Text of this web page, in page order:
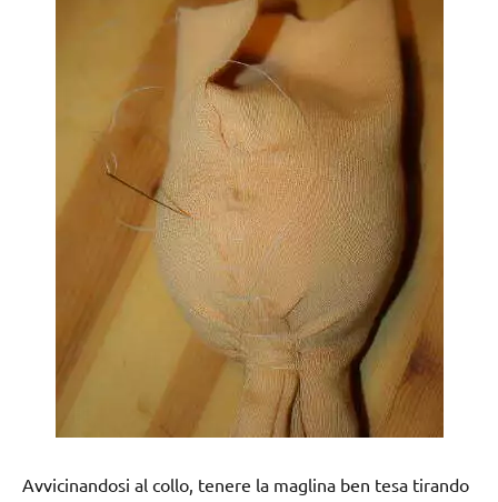
Avvicinandosi al collo, tenere la maglina ben tesa tirando